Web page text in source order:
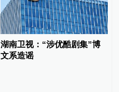
湖南卫视：“涉优酷剧集”博
文系造谣